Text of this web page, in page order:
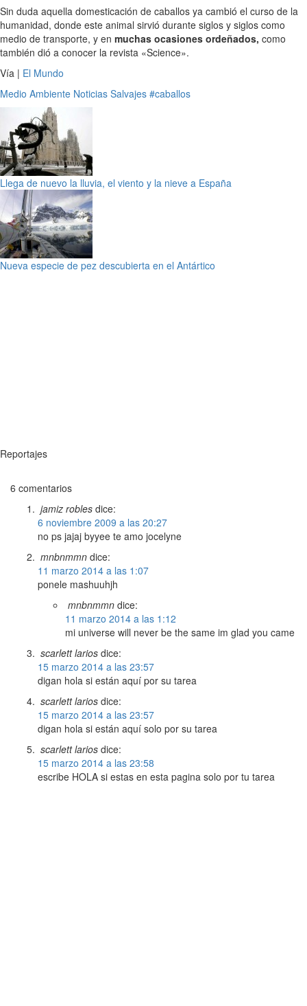
Sin duda aquella domesticación de caballos ya cambió el curso de la
humanidad, donde este animal sirvió durante siglos y siglos como
medio de transporte, y en muchas ocasiones ordeñados, como
también dió a conocer la revista «Science».
Vía | El Mundo
Medio Ambiente Noticias Salvajes #caballos
Llega de nuevo la lluvia, el viento y la nieve a España
Nueva especie de pez descubierta en el Antártico
Reportajes
6 comentarios
jamiz robles dice:
6 noviembre 2009 a las 20:27
no ps jajaj byyee te amo jocelyne
mnbnmmn dice:
11 marzo 2014 a las 1:07
ponele mashuuhjh
mnbnmmn dice:
11 marzo 2014 a las 1:12
mi universe will never be the same im glad you came
scarlett larios dice:
15 marzo 2014 a las 23:57
digan hola si están aquí por su tarea
scarlett larios dice:
15 marzo 2014 a las 23:57
digan hola si están aquí solo por su tarea
scarlett larios dice:
15 marzo 2014 a las 23:58
escribe HOLA si estas en esta pagina solo por tu tarea